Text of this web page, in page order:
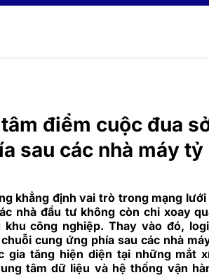
điểm cuộc đua
sau các nhà máy tỷ
khẳng định vai trò trong mạng lưới
nhà đầu tư không còn chỉ xoay
công nghiệp. Thay vào đó,
cung ứng phía sau các nhà
gia tăng hiện diện tại những mắt
tâm dữ liệu và hệ thống vận